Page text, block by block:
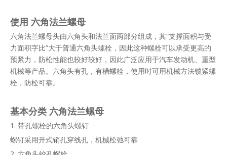
使用 六角法兰螺母
六角法兰螺母头由六角头和法兰面两部分组成，其“支撑面积与受
力面积字比”大于普通六角头螺栓，因此这种螺栓可以承受更高的
预紧力，防松性能也较好较好，因此广泛应用于汽车发动机、重型
机械等产品。六角头有孔，有槽螺栓，使用时可用机械方法锁紧螺
栓，防松可靠。
基本分类 六角法兰螺母
1. 带孔螺栓的六角头螺钉
螺钉采用开式销孔穿线孔，机械松弛可靠